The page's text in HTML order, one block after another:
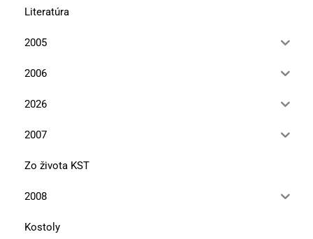
Literatúra
2005
2006
2026
2007
Zo života KST
2008
Kostoly